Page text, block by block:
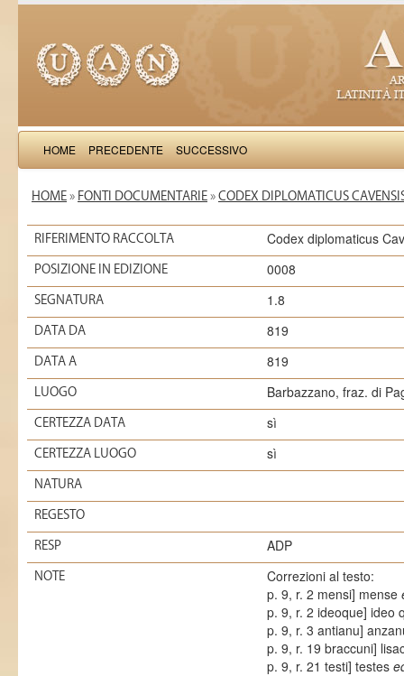
HOME PRECEDENTE SUCCESSIVO
HOME » FONTI DOCUMENTARIE » CODEX DIPLOMATICUS
RIFERIMENTO RACCOLTA Codex diplomaticus
POSIZIONE IN EDIZIONE 0008
SEGNATURA 1.8
DATA DA 819
DATA A 819
LUOGO Barbazzano, fraz. di
CERTEZZA DATA sì
CERTEZZA LUOGO sì
NATURA
REGESTO
RESP ADP
NOTE
Correzioni al testo:
p. 9, r. 2 mensi] mense
p. 9, r. 2 ideoque] ideo
p. 9, r. 3 antianu]
p. 9, r. 19 braccuni]
p. 9, r. 21 testi] testes